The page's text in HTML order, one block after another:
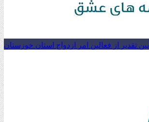
آیین تقدیر از فعالین امر ازدواج استان خوزستان